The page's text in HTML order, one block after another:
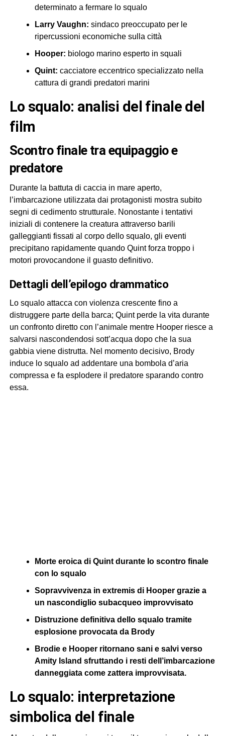
determinato a fermare lo squalo
Larry Vaughn: sindaco preoccupato per le
ripercussioni economiche sulla città
Hooper: biologo marino esperto in squali
Quint: cacciatore eccentrico specializzato nella
cattura di grandi predatori marini
lo squalo: analisi del finale del
film
scontro finale tra equipaggio e
predatore
Durante la battuta di caccia in mare aperto,
l’imbarcazione utilizzata dai protagonisti mostra subito
segni di cedimento strutturale. Nonostante i tentativi
iniziali di contenere la creatura attraverso barili
galleggianti fissati al corpo dello squalo, gli eventi
precipitano rapidamente quando Quint forza troppo i
motori provocandone il guasto definitivo.
dettagli dell’epilogo drammatico
Lo squalo attacca con violenza crescente fino a
distruggere parte della barca; Quint perde la vita durante
un confronto diretto con l’animale mentre Hooper riesce a
salvarsi nascondendosi sott’acqua dopo che la sua
gabbia viene distrutta. Nel momento decisivo, Brody
induce lo squalo ad addentare una bombola d’aria
compressa e fa esplodere il predatore sparando contro
essa.
Morte eroica di Quint durante lo scontro finale
con lo squalo
Sopravvivenza in extremis di Hooper grazie a
un nascondiglio subacqueo improvvisato
Distruzione definitiva dello squalo tramite
esplosione provocata da Brody
Brodie e Hooper ritornano sani e salvi verso
Amity Island sfruttando i resti dell’imbarcazione
danneggiata come zattera improvvisata.
lo squalo: interpretazione
simbolica del finale